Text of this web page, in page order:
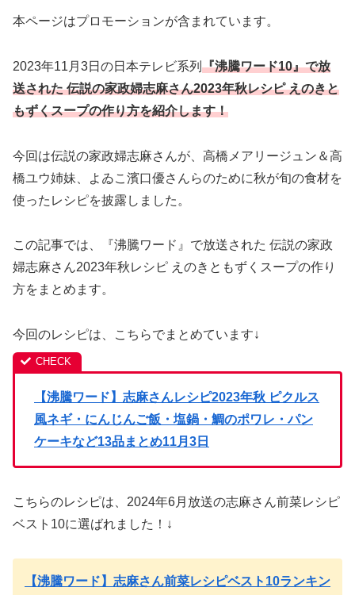
本ページはプロモーションが含まれています。
2023年11月3日の日本テレビ系列 『沸騰ワード10』で放
送された 伝説の家政婦志麻さん2023年秋レシピ えのきと
もずくスープの作り方を紹介します！
今回は伝説の家政婦志麻さんが、高橋メアリージュン＆高
橋ユウ姉妹、よゐこ濱口優さんらのために秋が旬の食材を
使ったレシピを披露しました。
この記事では、『沸騰ワード』で放送された 伝説の家政
婦志麻さん2023年秋レシピ えのきともずくスープの作り
方をまとめます。
今回のレシピは、こちらでまとめています↓
【沸騰ワード】志麻さんレシピ2023年秋 ピクルス
風ネギ・にんじんご飯・塩鍋・鯛のポワレ・パン
ケーキなど13品まとめ11月3日
こちらのレシピは、2024年6月放送の志麻さん前菜レシピ
ベスト10に選ばれました！↓
【沸騰ワード】志麻さん前菜レシピベスト10ランキン